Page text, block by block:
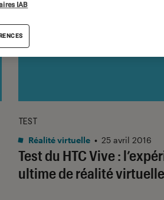
Test du HTC Vive :
ultime de réalité
TEST
Réalité virtuelle • 25 avril 2016
IAB